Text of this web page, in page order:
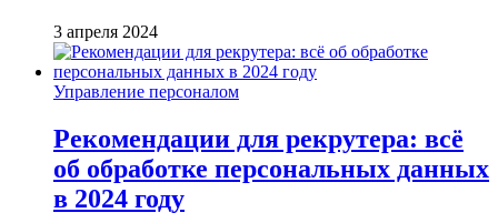
3 апреля 2024
Управление персоналом
Рекомендации для рекрутера: всё
об обработке персональных данных
в 2024 году